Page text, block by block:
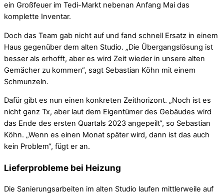
ein Großfeuer im Tedi-Markt nebenan Anfang Mai das
komplette Inventar.
Doch das Team gab nicht auf und fand schnell Ersatz in einem
Haus gegenüber dem alten Studio. „Die Übergangslösung ist
besser als erhofft, aber es wird Zeit wieder in unsere alten
Gemächer zu kommen“, sagt Sebastian Köhn mit einem
Schmunzeln.
Dafür gibt es nun einen konkreten Zeithorizont. „Noch ist es
nicht ganz Tx, aber laut dem Eigentümer des Gebäudes wird
das Ende des ersten Quartals 2023 angepeilt“, so Sebastian
Köhn. „Wenn es einen Monat später wird, dann ist das auch
kein Problem“, fügt er an.
Lieferprobleme bei Heizung
Die Sanierungsarbeiten im alten Studio laufen mittlerweile auf